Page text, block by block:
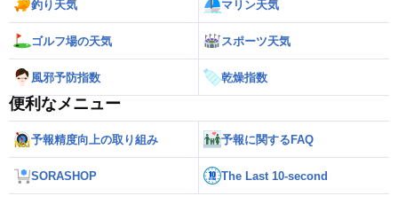
釣り天気 マリン天気
ゴルフ場の天気 スポーツ天気
風邪予防指数 乾燥指数
便利なメニュー
予報精度向上の取り組み 予報に関するFAQ
SORASHOP The Last 10-second